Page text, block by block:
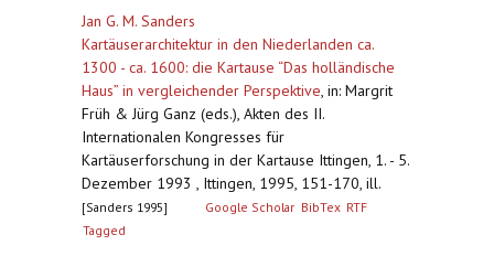
Jan G. M. Sanders
Kartäuserarchitektur in den Niederlanden ca.
1300 - ca. 1600: die Kartause “Das holländische
Haus” in vergleichender Perspektive, in: Margrit
Früh & Jürg Ganz (eds.), Akten des II.
Internationalen Kongresses für
Kartäuserforschung in der Kartause Ittingen, 1. - 5.
Dezember 1993 , Ittingen, 1995, 151-170, ill.
[Sanders 1995] Google Scholar BibTex RTF
Tagged